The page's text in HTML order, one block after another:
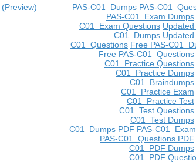
PAS-C01 Dumps PAS-C01
PAS-C01 Exam Dumps
C01 Exam Questions Updated
C01 Dumps Updated
C01 Questions Free PAS-C01
Free PAS-C01 Questions
C01 Practice Questions
C01 Practice Dumps
C01 Braindumps
C01 Practice Exam
C01 Practice Test
C01 Test Questions
C01 Test Dumps
C01 Dumps PDF PAS-C01
PAS-C01 Questions PDF
C01 PDF Dumps
C01 PDF
(Preview)